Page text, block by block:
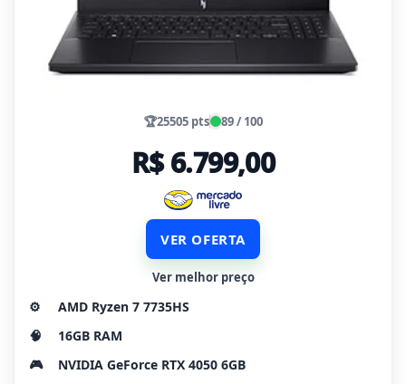
🏆25505 pts 89 / 100
R$ 6.799,00
VER OFERTA
Ver melhor preço
⚙️
AMD Ryzen 7 7735HS
🧠
16GB RAM
🎮
NVIDIA GeForce RTX 4050 6GB